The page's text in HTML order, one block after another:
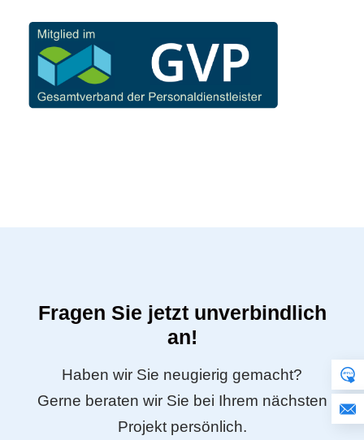
Fragen Sie jetzt unverbindlich
an!
Haben wir Sie neugierig gemacht?
Gerne beraten wir Sie bei Ihrem nächsten
Projekt persönlich.